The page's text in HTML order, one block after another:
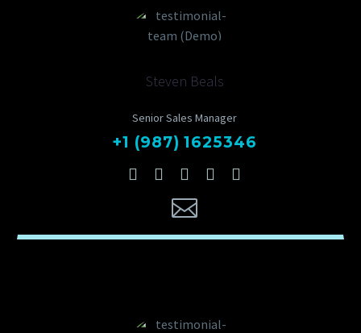
Steven Beals
Senior Sales Manager
+1 (987) 1625346